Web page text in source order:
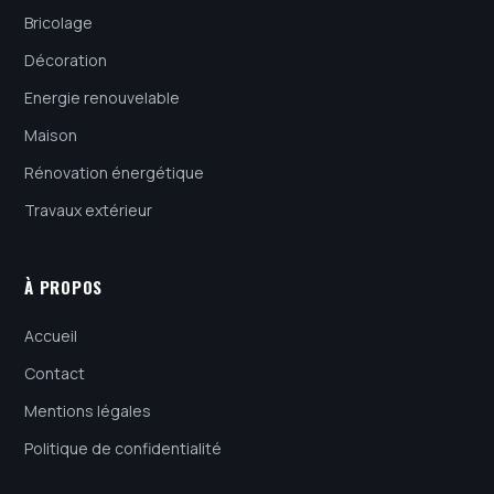
Bricolage
Décoration
Energie renouvelable
Maison
Rénovation énergétique
Travaux extérieur
À PROPOS
Accueil
Contact
Mentions légales
Politique de confidentialité